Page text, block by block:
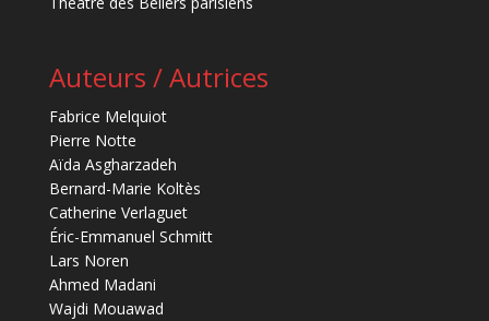
Auteurs / Autrices
Fabrice Melquiot
Pierre Notte
Aïda Asgharzadeh
Bernard-Marie Koltès
Catherine Verlaguet
Éric-Emmanuel Schmitt
Lars Noren
Ahmed Madani
Wajdi Mouawad